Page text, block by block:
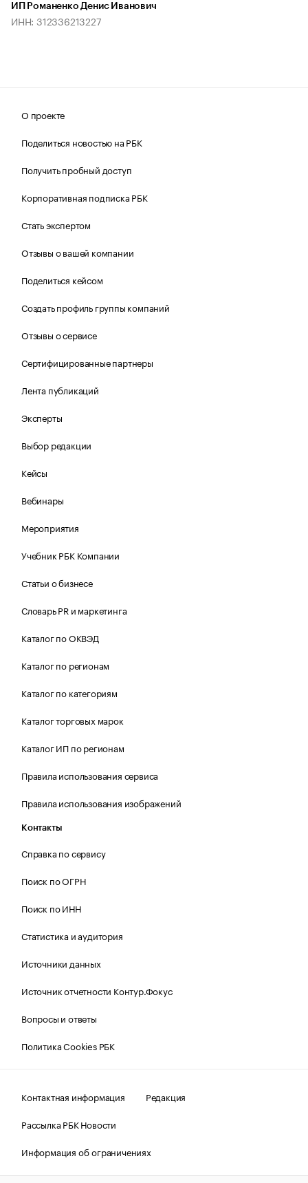
ИП Романенко Денис Иванович
ИНН: 312336213227
О проекте
Поделиться новостью на РБК
Получить пробный доступ
Корпоративная подписка РБК
Стать экспертом
Отзывы о вашей компании
Поделиться кейсом
Создать профиль группы компаний
Отзывы о сервисе
Сертифицированные партнеры
Лента публикаций
Эксперты
Выбор редакции
Кейсы
Вебинары
Мероприятия
Учебник РБК Компании
Статьи о бизнесе
Словарь PR и маркетинга
Каталог по ОКВЭД
Каталог по регионам
Каталог по категориям
Каталог торговых марок
Каталог ИП по регионам
Правила использования сервиса
Правила использования изображений
Контакты
Справка по сервису
Поиск по ОГРН
Поиск по ИНН
Статистика и аудитория
Источники данных
Источник отчетности Контур.Фокус
Вопросы и ответы
Политика Cookies РБК
Контактная информация
Редакция
Рассылка РБК Новости
Информация об ограничениях
Правовая информация
О соблюдении авторских прав